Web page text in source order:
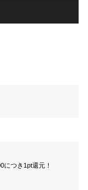
つき1pt還元！